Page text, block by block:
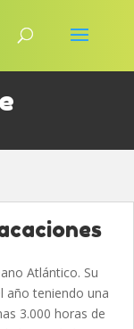
Atlántico. Su
año teniendo una
3.000 horas de